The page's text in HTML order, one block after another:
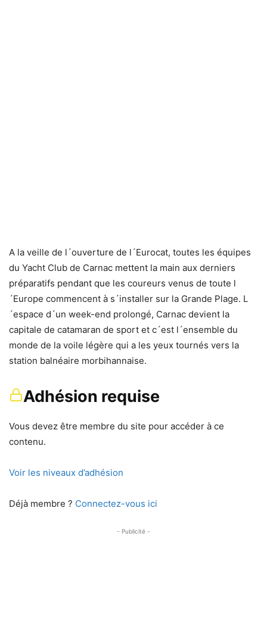
A la veille de l´ouverture de l´Eurocat, toutes les équipes
du Yacht Club de Carnac mettent la main aux derniers
préparatifs pendant que les coureurs venus de toute l
´Europe commencent à s´installer sur la Grande Plage. L
´espace d´un week-end prolongé, Carnac devient la
capitale de catamaran de sport et c´est l´ensemble du
monde de la voile légère qui a les yeux tournés vers la
station balnéaire morbihannaise.
Adhésion requise
Vous devez être membre du site pour accéder à ce
contenu.
Voir les niveaux d’adhésion
Déjà membre ? Connectez-vous ici
- Publicité -